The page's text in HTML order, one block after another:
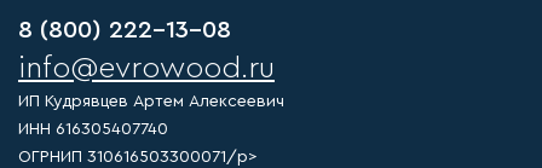
8 (800) 222-13-08
info@evrowood.ru
ИП Кудрявцев Артем Алексеевич
ИНН 616305407740
ОГРНИП 310616503300071/p>